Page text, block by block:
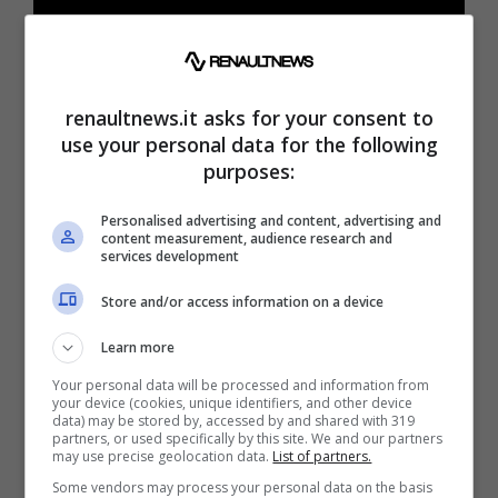
motori W10, uno dei quali è stato montato
sulla M5 di terza generazione (E39). Il Gruppo
teutonico poteva contare su brand prestigiosi
come Porsche, Bentley e Audi, ma non
disponeva di un capolavoro come la BMW M5
per un test eccezionale. La berlina della Casa
dell’Elica con il motore VW arrivava a 480 CV.
Il V8 originale era da 4,9 litri ed erogava 394
renaultnews.it asks for your consent to
use your personal data for the following
purposes:
Personalised advertising and content, advertising and
content measurement, audience research and
services development
Store and/or access information on a device
Learn more
Your personal data will be processed and information from
your device (cookies, unique identifiers, and other device
data) may be stored by, accessed by and shared with 319
partners, or used specifically by this site. We and our partners
may use precise geolocation data. List of partners.
Some vendors may process your personal data on the basis